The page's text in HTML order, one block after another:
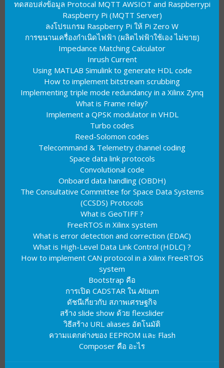
ทดสอบส่งข้อมูล Protocal MQTT AWSIOT and Raspberrypi
Raspberry Pi (MQTT Server)
ลงโปรแกรม Raspberry Pi ให้ Pi Zero W
การขนานเครื่องกำเนิดไฟฟ้า (ผลิตไฟฟ้าใช้เอง ไม่ขาย)
Impedance Matching Calculator
Inrush Current
Using MATLAB Simulink to generate HDL code
How to implement bitstream scrubbing
Implementing triple mode redundancy in a Xilinx Zynq
What is Frame relay?
Implement a QPSK modulator in VHDL
Turbo codes
Reed-Solomon codes
Telecommand & Telemetry channel coding
Space data link protocols
Convolutional code
Onboard data handling (OBDH)
The Consultative Committee for Space Data Systems
(CCSDS) Protocols
What is GeoTIFF ?
FreeRTOS in Xilinx system
What is error detection and correction (EDAC)
What is High-Level Data Link Control (HDLC) ?
How to implement CAN protocol in a Xilinx FreeRTOS
system
Bootstrap คือ
การเปิด CADSTAR ใน Altium
ดัชนีเกี่ยวกับ สภาพเศรษฐกิจ
สร้าง slide show ด้วย flexslider
วิธีสร้าง URL aliases อัตโนมัติ
ความแตกต่างของ EEPROM และ Flash
Composer คือ อะไร